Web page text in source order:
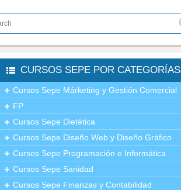
CURSOS SEPE POR CATEGORÍAS
Cursos Sepe Márketing y Gestión Comercial
FP
Cursos Sepe Dietética
Cursos Sepe Diseño Web y Diseño Gráfico
Cursos Sepe Programación e Informática
Cursos Sepe Sanidad
Cursos Sepe Finanzas y Contabilidad